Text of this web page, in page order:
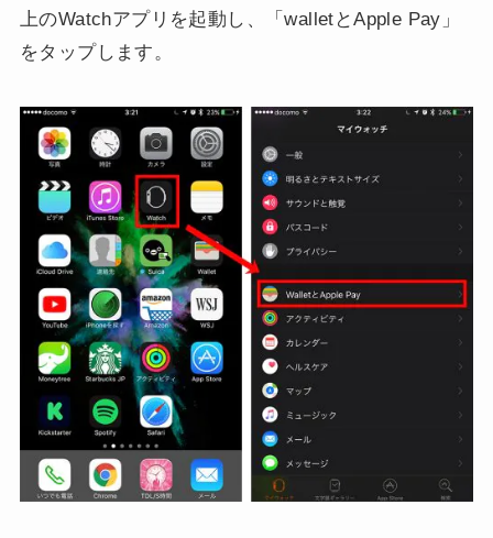
上のWatchアプリを起動し、「walletとApple Pay」
をタップします。